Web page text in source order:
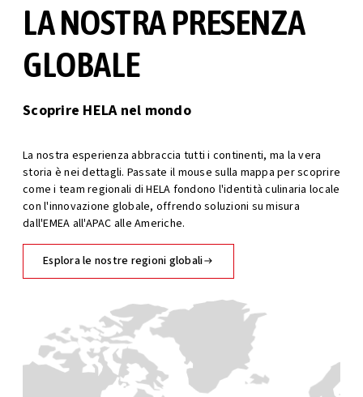
LA NOSTRA PRESENZA
GLOBALE
Scoprire HELA nel mondo
La nostra esperienza abbraccia tutti i continenti, ma la vera
storia è nei dettagli. Passate il mouse sulla mappa per scoprire
come i team regionali di HELA fondono l'identità culinaria locale
con l'innovazione globale, offrendo soluzioni su misura
dall'EMEA all'APAC alle Americhe.
Esplora le nostre regioni globali